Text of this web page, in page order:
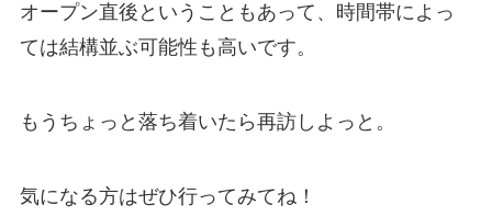
オープン直後ということもあって、時間帯によっ
ては結構並ぶ可能性も高いです。
もうちょっと落ち着いたら再訪しよっと。
気になる方はぜひ行ってみてね！